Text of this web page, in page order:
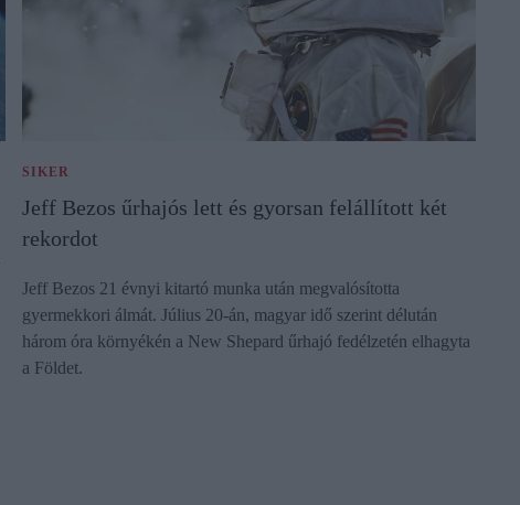
SIKER
Jeff Bezos űrhajós lett és gyorsan felállított két
rekordot
Jeff Bezos 21 évnyi kitartó munka után megvalósította
gyermekkori álmát. Július 20-án, magyar idő szerint délután
három óra környékén a New Shepard űrhajó fedélzetén elhagyta
a Földet.